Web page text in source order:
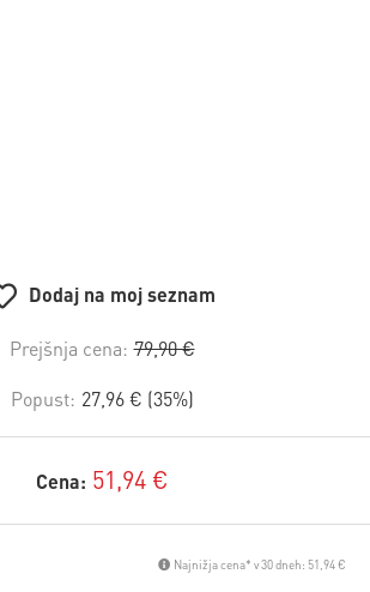
Dodaj na moj seznam
Prejšnja cena: 79,90 €
Popust: 27,96 € (35%)
Cena: 51,94 €
Najnižja cena* v 30 dneh: 51,94 €